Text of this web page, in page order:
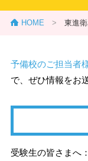
HOME > 東進
予備校のご担当者
で、ぜひ情報をお
受験生の皆さまへ